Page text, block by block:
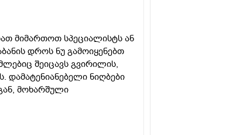
მიმართოთ სპეციალისტს ან
დროს ნუ გამოიყენებთ
შეიცავს გვირილის,
ნიღბები
მოხარშული